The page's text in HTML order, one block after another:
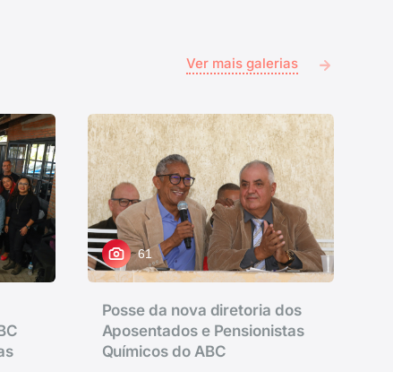
Ver mais galerias
61
Posse da nova diretoria dos
Aposentados e Pensionistas
Químicos do ABC